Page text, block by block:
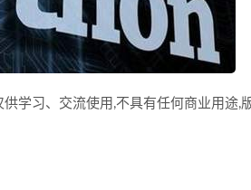
学习、交流使用,不具有任何商业用途,